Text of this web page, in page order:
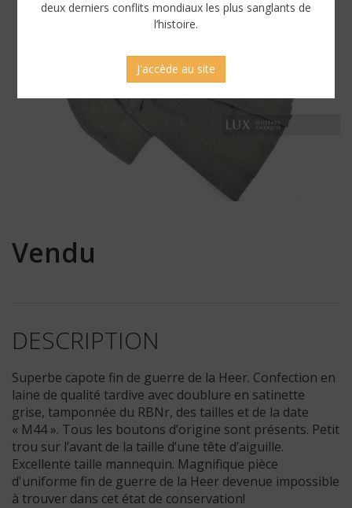
Vendu
DESCRIPTION
Superbe capote fin de guerre de la Heer. Confection en
laine de qualité tardive avec doublure en satinette
grise, tamponnée du RBNr, des tailles et de la date
« M44 ». Tous les boutons d’origine sont présents. Petit
trou sur l’avant de la taille d’une tête d’aiguille.
Excellente taille mannequin. Magnifique pièce
d'uniforme fin de guerre de la Heer devenue impossible
à trouver dans cet état de conservation!
deux derniers conflits mondiaux les plus sanglants de
l’histoire.
J'accède au site